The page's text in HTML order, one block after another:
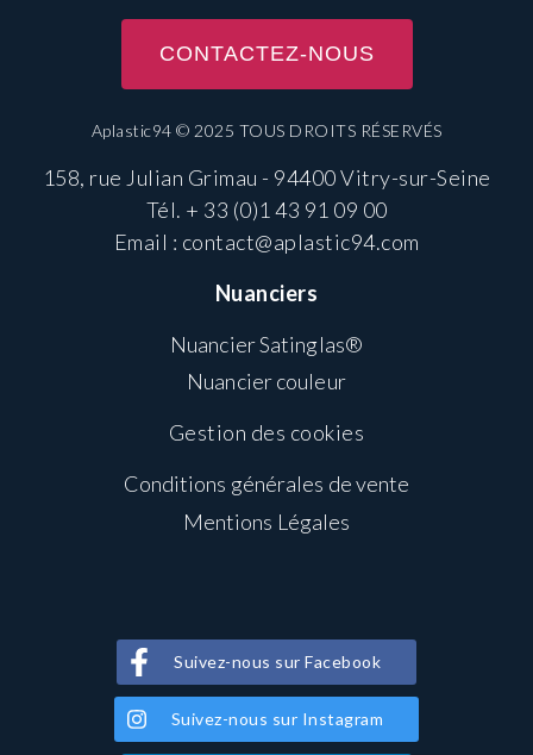
CONTACTEZ-NOUS
Aplastic94 © 2025 TOUS DROITS RÉSERVÉS
158, rue Julian Grimau - 94400 Vitry-sur-Seine
Tél. + 33 (0)1 43 91 09 00
Email : contact@aplastic94.com
Nuanciers
Nuancier Satinglas®
Nuancier couleur
Gestion des cookies
Conditions générales de vente
Mentions Légales
Suivez-nous sur Facebook
Suivez-nous sur Instagram